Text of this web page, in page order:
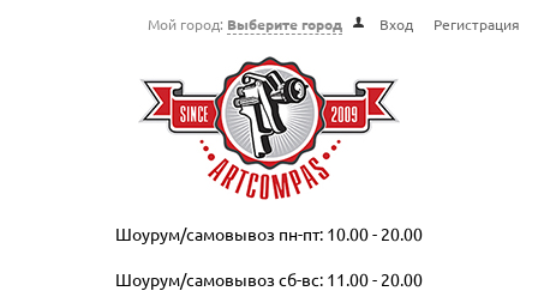
Мой город: Выберите город Вход Регистрация
Шоурум/самовывоз пн-пт: 10.00 - 20.00
Шоурум/самовывоз сб-вс: 11.00 - 20.00